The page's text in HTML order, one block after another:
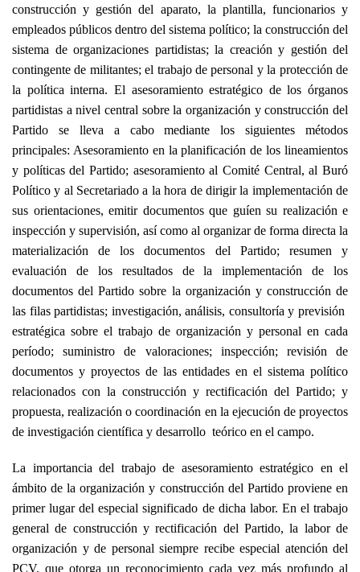
construcción y gestión del aparato, la plantilla, funcionarios y
empleados públicos dentro del sistema político; la construcción del
sistema de organizaciones partidistas; la creación y gestión del
contingente de militantes; el trabajo de personal y la protección de
la política interna. El asesoramiento estratégico de los órganos
partidistas a nivel central sobre la organización y construcción del
Partido se lleva a cabo mediante los siguientes métodos
principales: Asesoramiento en la planificación de los lineamientos
y políticas del Partido; asesoramiento al Comité Central, al Buró
Político y al Secretariado a la hora de dirigir la implementación de
sus orientaciones, emitir documentos que guíen su realización e
inspección y supervisión, así como al organizar de forma directa la
materialización de los documentos del Partido; resumen y
evaluación de los resultados de la implementación de los
documentos del Partido sobre la organización y construcción de
las filas partidistas; investigación, análisis, consultoría y previsión
estratégica sobre el trabajo de organización y personal en cada
período; suministro de valoraciones; inspección; revisión de
documentos y proyectos de las entidades en el sistema político
relacionados con la construcción y rectificación del Partido; y
propuesta, realización o coordinación en la ejecución de proyectos
de investigación científica y desarrollo teórico en el campo.
La importancia del trabajo de asesoramiento estratégico en el
ámbito de la organización y construcción del Partido proviene en
primer lugar del especial significado de dicha labor. En el trabajo
general de construcción y rectificación del Partido, la labor de
organización y de personal siempre recibe especial atención del
PCV, que otorga un reconocimiento cada vez más profundo al